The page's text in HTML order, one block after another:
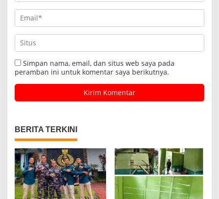
Simpan nama, email, dan situs web saya pada
peramban ini untuk komentar saya berikutnya.
BERITA TERKINI